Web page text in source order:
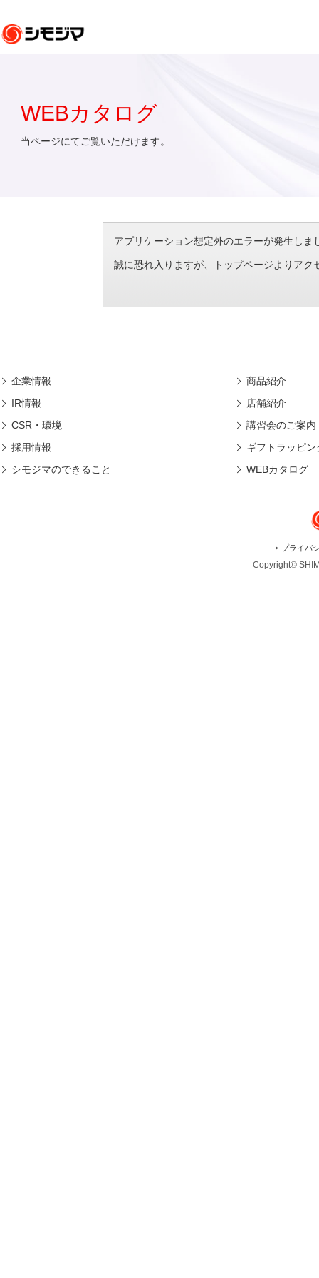
WEBカタログ
当ページにてご覧いただけます。
アプリケーション想定外のエラーが発生し
誠に恐れ入りますが、トップページよりアク
企業情報
IR情報
CSR・環境
採用情報
シモジマのできること
商品紹介
店舗紹介
講習会のご案内
ギフトラッピン
WEBカタログ
プライバ
Copyright©